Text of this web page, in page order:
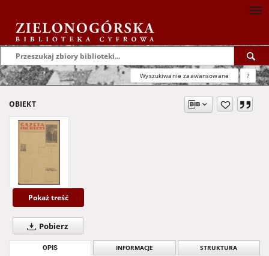
Wyszukiwanie zaawansowane ?
OBIEKT
Pokaż treść
Pobierz
OPIS INFORMACJE STRUKTURA